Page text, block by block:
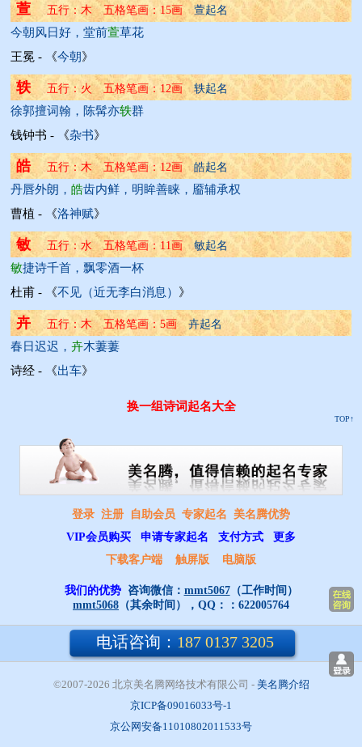
萱 五行：木 五格笔画：15画 萱起名
今朝风日好，堂前萱草花
王冕 - 《今朝》
轶 五行：火 五格笔画：12画 轶起名
徐郭擅词翰，陈髯亦轶群
钱钟书 - 《杂书》
皓 五行：木 五格笔画：12画 皓起名
丹唇外朗， 皓齿内鲜，明眸善睐，靥辅承权
曹植 - 《洛神赋》
敏 五行：水 五格笔画：11画 敏起名
敏捷诗千首，飘零酒一杯
杜甫 - 《不见（近无李白消息） 》
卉 五行：木 五格笔画：5画 卉起名
春日迟迟， 卉木萋萋
诗经 - 《出车》
换一组诗词起名大全
TOP↑
登录 注册 自助会员 专家起名 美名腾优势
VIP会员购买
申请专家起名 支付方式
更多
下载客户端
触屏版 电脑版
我们的优势 咨询微信： mmt5067（工作时间）
mmt5068 （其余时间），QQ：： 622005764
电话咨询： 187 0137 3205
©2007-2026 北京美名腾网络技术有限公司 - 美名腾介绍
京ICP备09016033号-1
京公网安备11010802011533号